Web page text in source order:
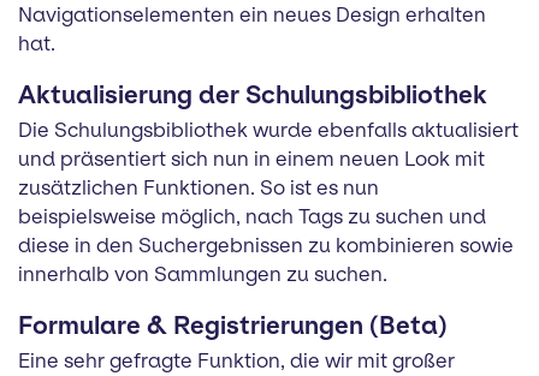
Navigationselementen ein neues Design erhalten
hat.
Aktualisierung der Schulungsbibliothek
Die Schulungsbibliothek wurde ebenfalls aktualisiert
und präsentiert sich nun in einem neuen Look mit
zusätzlichen Funktionen. So ist es nun
beispielsweise möglich, nach Tags zu suchen und
diese in den Suchergebnissen zu kombinieren sowie
innerhalb von Sammlungen zu suchen.
Formulare & Registrierungen (Beta)
Eine sehr gefragte Funktion, die wir mit großer